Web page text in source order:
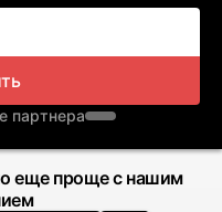
партнера
еще проще с нашим